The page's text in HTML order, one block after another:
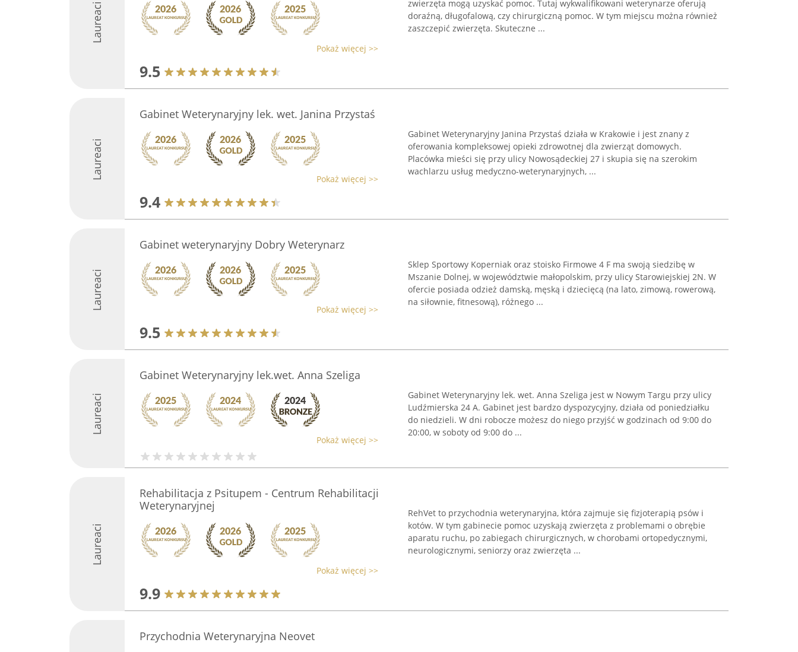
Laureaci
Pokaż więcej >>
9.5
zwierzęta mogą uzyskać pomoc. Tutaj wykwalifikowani weterynarze oferują
doraźną, długofalową, czy chirurgiczną pomoc. W tym miejscu można również
zaszczepić zwierzęta. Skuteczne ...
Laureaci
Gabinet Weterynaryjny lek. wet. Janina Przystaś
Pokaż więcej >>
9.4
Gabinet Weterynaryjny Janina Przystaś działa w Krakowie i jest znany z
oferowania kompleksowej opieki zdrowotnej dla zwierząt domowych.
Placówka mieści się przy ulicy Nowosądeckiej 27 i skupia się na szerokim
wachlarzu usług medyczno-weterynaryjnych, ...
Laureaci
Gabinet weterynaryjny Dobry Weterynarz
Pokaż więcej >>
9.5
Sklep Sportowy Koperniak oraz stoisko Firmowe 4 F ma swoją siedzibę w
Mszanie Dolnej, w województwie małopolskim, przy ulicy Starowiejskiej 2N. W
ofercie posiada odzież damską, męską i dziecięcą (na lato, zimową, rowerową,
na siłownie, fitnesową), różnego ...
Laureaci
Gabinet Weterynaryjny lek.wet. Anna Szeliga
Pokaż więcej >>
Gabinet Weterynaryjny lek. wet. Anna Szeliga jest w Nowym Targu przy ulicy
Ludźmierska 24 A. Gabinet jest bardzo dyspozycyjny, działa od poniedziałku
do niedzieli. W dni robocze możesz do niego przyjść w godzinach od 9:00 do
20:00, w soboty od 9:00 do ...
Laureaci
Rehabilitacja z Psitupem - Centrum Rehabilitacji
Weterynaryjnej
Pokaż więcej >>
9.9
RehVet to przychodnia weterynaryjna, która zajmuje się fizjoterapią psów i
kotów. W tym gabinecie pomoc uzyskają zwierzęta z problemami o obrębie
aparatu ruchu, po zabiegach chirurgicznych, w chorobami ortopedycznymi,
neurologicznymi, seniorzy oraz zwierzęta ...
Przychodnia Weterynaryjna Neovet